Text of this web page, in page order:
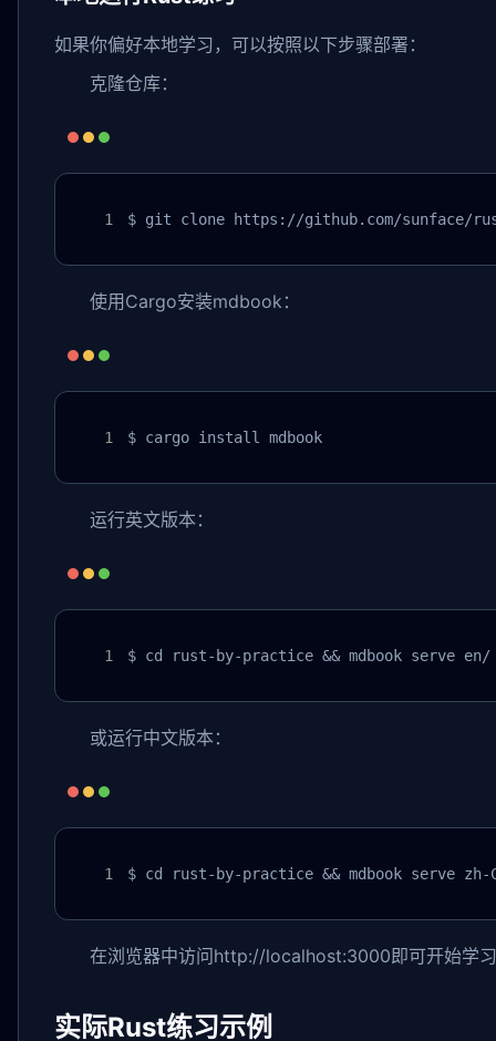
如果你偏好本地学习，可以按照以下步骤部署：
克隆仓库：
$ git clone https://github.com/sunface/
使用Cargo安装mdbook：
$ cargo install mdbook
运行英文版本：
$ cd rust-by-practice && mdbook serve en/
或运行中文版本：
$ cd rust-by-practice && mdbook serve zh-
在浏览器中访问http://localhost:3000即可开始学习
实际Rust练习示例